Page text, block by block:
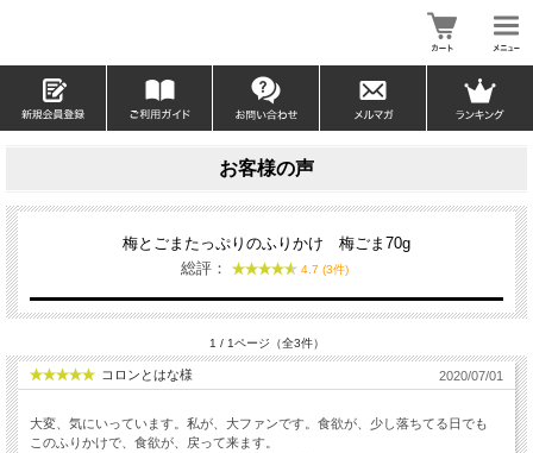
お客様の声
梅とごまたっぷりのふりかけ 梅ごま70g
総評：
4.7 (3件)
1 / 1ページ（全3件）
コロンとはな様 2020/07/01
大変、気にいっています。私が、大ファンです。食欲が、少し落ちてる日でも
このふりかけで、食欲が、戻って来ます。